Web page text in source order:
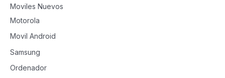
Moviles Nuevos
Motorola
Movil Android
Samsung
Ordenador